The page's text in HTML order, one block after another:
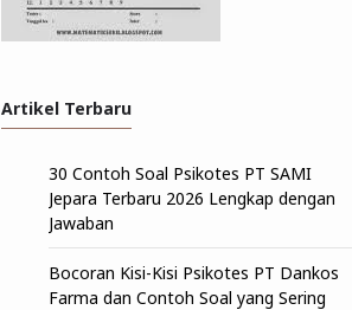
Artikel Terbaru
30 Contoh Soal Psikotes PT SAMI
Jepara Terbaru 2026 Lengkap dengan
Jawaban
Bocoran Kisi-Kisi Psikotes PT Dankos
Farma dan Contoh Soal yang Sering